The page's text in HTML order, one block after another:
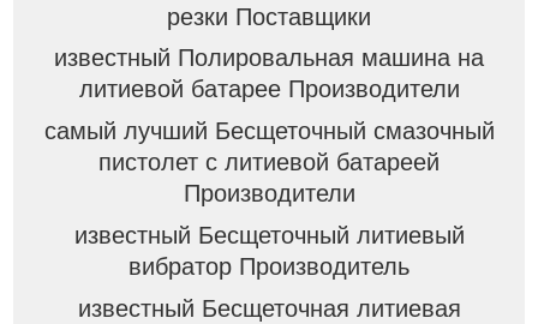
резки Поставщики
известный Полировальная машина на
литиевой батарее Производители
самый лучший Бесщеточный смазочный
пистолет с литиевой батареей
Производители
известный Бесщеточный литиевый
вибратор Производитель
известный Бесщеточная литиевая